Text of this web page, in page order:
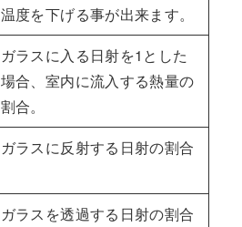
温度を下げる事が出来ます。
ガラスに入る日射を1とした
場合、室内に流入する熱量の
割合。
ガラスに反射する日射の割合
ガラスを透過する日射の割合